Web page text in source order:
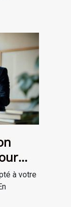
à votre